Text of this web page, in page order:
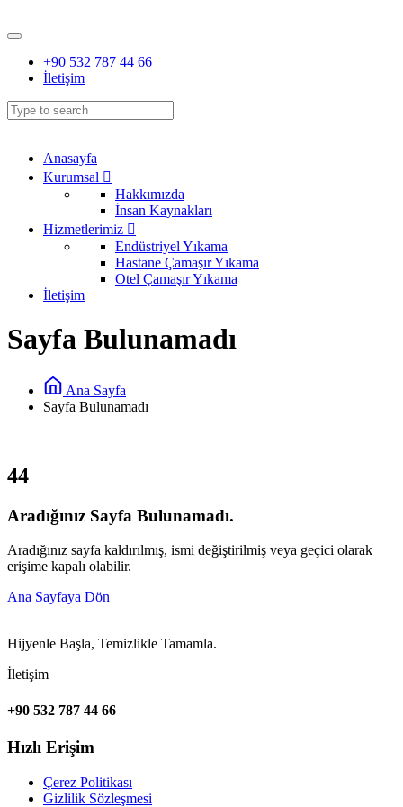
+90 532 787 44 66
İletişim
Anasayfa
Kurumsal
Hakkımızda
İnsan Kaynakları
Hizmetlerimiz
Endüstriyel Yıkama
Hastane Çamaşır Yıkama
Otel Çamaşır Yıkama
İletişim
Sayfa Bulunamadı
Ana Sayfa
Sayfa Bulunamadı
44
Aradığınız Sayfa Bulunamadı.
Aradığınız sayfa kaldırılmış, ismi değiştirilmiş veya geçici olarak
erişime kapalı olabilir.
Ana Sayfaya Dön
Hijyenle Başla, Temizlikle Tamamla.
İletişim
+90 532 787 44 66
Hızlı Erişim
Çerez Politikası
Gizlilik Sözleşmesi